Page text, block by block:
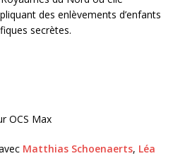
des enlèvements d’enfants
secrètes.
OCS Max
Matthias Schoenaerts, Léa